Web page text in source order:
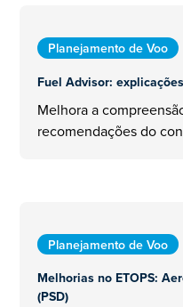
Planejamento de Voo
Fuel Advisor: explicações
Melhora a
recomendações do
Planejamento de Voo
Melhorias no ETOPS:
(PSD)